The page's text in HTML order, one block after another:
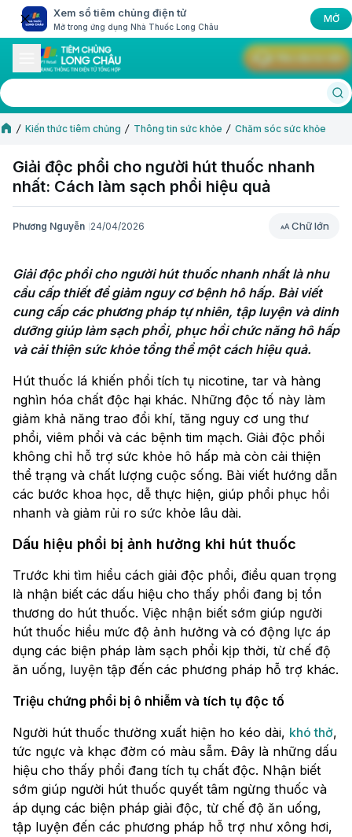
Xem sổ tiêm chủng điện tử
Mở trong ứng dụng Nhà Thuốc Long Châu
MỞ
Kiến thức tiêm chủng Thông tin sức khỏe Chăm sóc sức khỏe
Giải độc phổi cho người hút thuốc nhanh
nhất: Cách làm sạch phổi hiệu quả
Phương Nguyễn 24/04/2026 Chữ lớn
Chữ lớn
Giải độc phổi cho người hút thuốc nhanh nhất là nhu
cầu cấp thiết để giảm nguy cơ bệnh hô hấp. Bài viết
cung cấp các phương pháp tự nhiên, tập luyện và dinh
dưỡng giúp làm sạch phổi, phục hồi chức năng hô hấp
và cải thiện sức khỏe tổng thể một cách hiệu quả.
Hút thuốc lá khiến phổi tích tụ nicotine, tar và hàng
nghìn hóa chất độc hại khác. Những độc tố này làm
giảm khả năng trao đổi khí, tăng nguy cơ ung thư
phổi, viêm phổi và các bệnh tim mạch. Giải độc phổi
không chỉ hỗ trợ sức khỏe hô hấp mà còn cải thiện
thể trạng và chất lượng cuộc sống. Bài viết hướng dẫn
các bước khoa học, dễ thực hiện, giúp phổi phục hồi
nhanh và giảm rủi ro sức khỏe lâu dài.
Dấu hiệu phổi bị ảnh hưởng khi hút thuốc
Trước khi tìm hiểu cách giải độc phổi, điều quan trọng
là nhận biết các dấu hiệu cho thấy phổi đang bị tổn
thương do hút thuốc. Việc nhận biết sớm giúp người
hút thuốc hiểu mức độ ảnh hưởng và có động lực áp
dụng các biện pháp làm sạch phổi kịp thời, từ chế độ
ăn uống, luyện tập đến các phương pháp hỗ trợ khác.
Triệu chứng phổi bị ô nhiễm và tích tụ độc tố
Người hút thuốc thường xuất hiện ho kéo dài, khó thở,
tức ngực và khạc đờm có màu sẫm. Đây là những dấu
hiệu cho thấy phổi đang tích tụ chất độc. Nhận biết
sớm giúp người hút thuốc quyết tâm ngừng thuốc và
áp dụng các biện pháp giải độc, từ chế độ ăn uống,
tập luyện đến các phương pháp hỗ trợ như xông hơi,